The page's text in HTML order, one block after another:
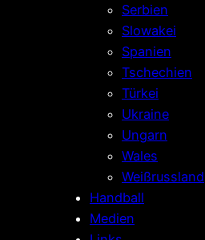
Serbien
Slowakei
Spanien
Tschechien
Türkei
Ukraine
Ungarn
Wales
Weißrussland
Handball
Medien